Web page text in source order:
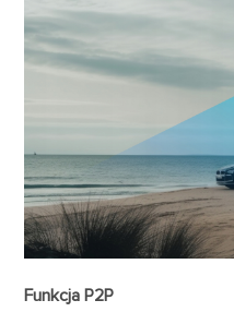
Funkcja P2P